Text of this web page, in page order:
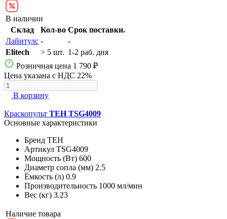
В наличии
Склад
Кол-во Срок поставки.
Лайнтулс -
-
Elitech
> 5 шт. 1-2 раб. дня
Розничная цена 1 790 ₽
Цена указана с НДС 22%
В корзину
Краскопульт TEH TSG4009
Основные характеристики
Бренд TEH
Артикул TSG4009
Мощность (Вт) 600
Диаметр сопла (мм) 2.5
Ёмкость (л) 0.9
Производительность 1000 мл/мин
Вес (кг) 3.23
Наличие товара